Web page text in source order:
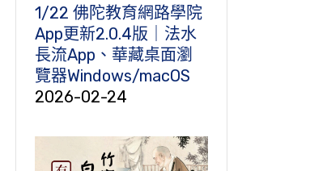
1/22 佛陀教育網路學院
App更新2.0.4版｜法水
長流App、華藏桌面瀏
覽器Windows/macOS
2026-02-24